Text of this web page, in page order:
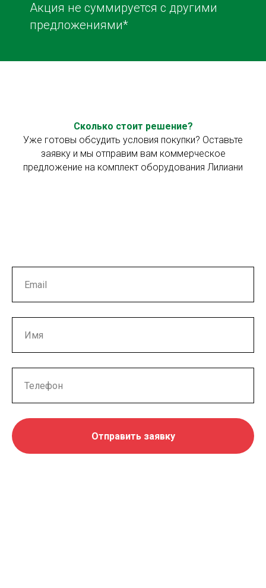
Акция не суммируется с другими
предложениями*
Сколько стоит решение?
Уже готовы обсудить условия покупки? Оставьте
заявку и мы отправим вам коммерческое
предложение на комплект оборудования Лилиани
Отправить заявку